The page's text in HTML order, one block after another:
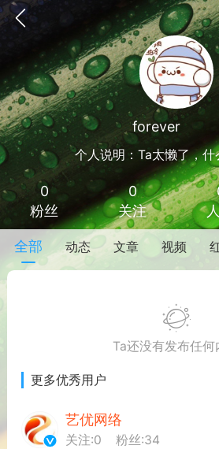
forever
个人说明：Ta太懒了，
0
粉丝
0
关注
全部 动态 文章 视频
Ta还没有发布任何
更多优秀用户
艺优网络
关注:0 粉丝:34